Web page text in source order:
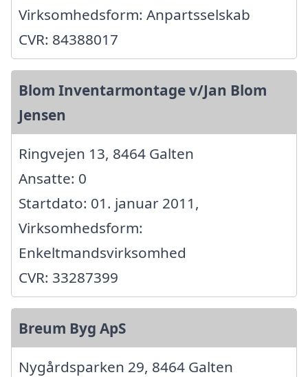
Virksomhedsform: Anpartsselskab
CVR: 84388017
Blom Inventarmontage v/Jan Blom
Jensen
Ringvejen 13, 8464 Galten
Ansatte: 0
Startdato: 01. januar 2011,
Virksomhedsform:
Enkeltmandsvirksomhed
CVR: 33287399
Breum Byg ApS
Nygårdsparken 29, 8464 Galten